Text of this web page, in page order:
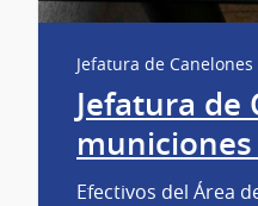
Jefatura de Canelones
Jefatura de
Efectivos del Área